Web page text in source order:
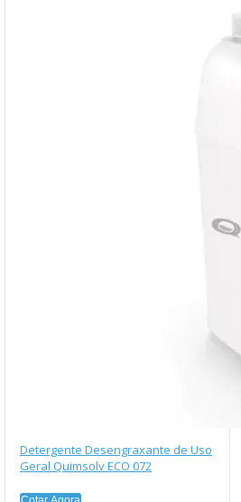
Detergente Desengraxante de Uso
Geral Quimsolv ECO 072